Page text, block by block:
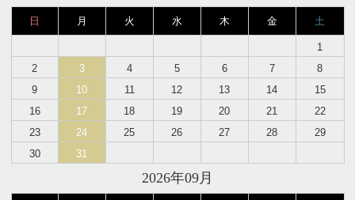
日 月 火 水 木 金 土
1
2
3 4 5 6 7
8
9
10 11 12 13 14
15
16
17 18 19 20 21
22
23
24 25 26 27 28
29
30
31
2026年09月